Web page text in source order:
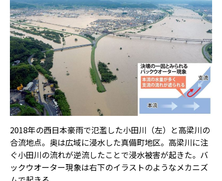
2018年の西日本豪雨で氾濫した小田川（左）と高梁川の
合流地点。奥は広域に浸水した真備町地区。高梁川に注
ぐ小田川の流れが逆流したことで浸水被害が起きた。バ
ックウオーター現象は右下のイラストのようなメカニズ